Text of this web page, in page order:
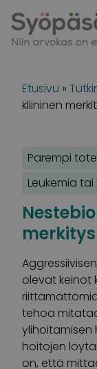
Etusivu »
kliininen
Parempi
Leukemia
olevat
tehoa
ylihoitamisen
hoitojen
on, että